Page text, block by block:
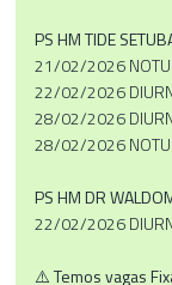
PS HM TIDE
21/02/2026
22/02/2026
28/02/2026
28/02/2026
PS HM DR
22/02/2026
⚠️Temos vagas